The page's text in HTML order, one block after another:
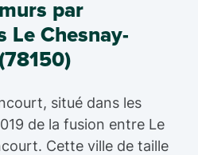
par
Le Chesnay-
situé dans les
de la fusion entre Le
Cette ville de taille